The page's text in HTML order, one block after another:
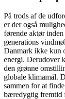
På trods af de
er der også
førende aktør
generations
Danmark ikke kun
energi. Derudover
den grønne
globale klimamål.
sammen for at
bæredygtig fremtid